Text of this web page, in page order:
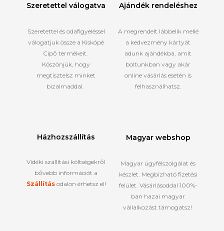
Szeretettel válogatva
Szeretettel és odafigyeléssel
válogatjuk össze a Kiskópé
Cipő termékeit.
Köszönjük, hogy
megtisztelsz minket
bizalmaddal.
Ajándék rendeléshez
A megrendelt lábbelik mellé
a kedvezmény kártyát
adunk ajándékba, amit
boltunkban vagy akár
online vásárlás esetén is
felhasználhatsz.
Házhozszállítás
Vidéki szállítási költségekről
bővebb információt a
Szállítás odalon érhetsz el!
Magyar webshop
Magyar ügyfélszolgálat és
készlet. Megbízható fizetési
felület. Vásárlásoddal 100%-
ban hazai magyar
vállalkozást támogatsz!